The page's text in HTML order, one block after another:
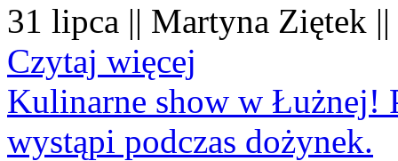
31 lipca || Martyna Ziętek
Czytaj więcej
Kulinarne show w Łużnej!
wystąpi podczas dożynek.